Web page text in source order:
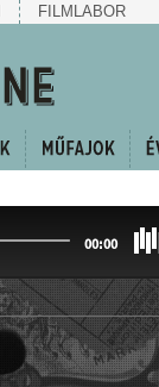
FILMLABOR
00:00